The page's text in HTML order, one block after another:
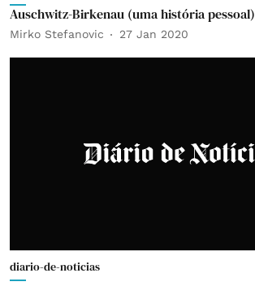
Auschwitz-Birkenau (uma história pessoal)
Mirko Stefanovic 27 Jan 2020
diario-de-noticias